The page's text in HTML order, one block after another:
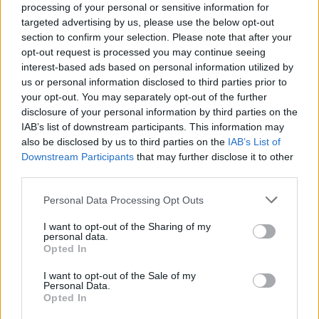
processing of your personal or sensitive information for
targeted advertising by us, please use the below opt-out
section to confirm your selection. Please note that after your
opt-out request is processed you may continue seeing
interest-based ads based on personal information utilized by
us or personal information disclosed to third parties prior to
your opt-out. You may separately opt-out of the further
disclosure of your personal information by third parties on the
IAB’s list of downstream participants. This information may
also be disclosed by us to third parties on the IAB’s List of
Downstream Participants that may further disclose it to other
Personal Data Processing Opt Outs
I want to opt-out of the Sharing of my
personal data.
Opted In
I want to opt-out of the Sale of my
Personal Data.
Opted In
turnieju na pewno wielu osobom z MKOl było do
esportu bliżej niż dalej.
Wydaje się, że organizacje takie jak MKOl mają
jeszcze duże zaległości w kwestii zrozumienia, czym
jest esport. Czy udaje im się je nadrobić?
Panowie i panie z Lozanny podeszli do Forum bardzo
otwarcie i z chęcią uczenia się o nas. Byłem nieco
zaskoczony, aczkolwiek nie powinienem być, że wiele
one na pewno będą wewnątrz MKOl agentami esportu.
Coraz częściej słyszymy opinie, że to MKOl
“desperacko potrzebuje esportu”, lub że nasza
to nie jest zbyt zero-jedynkowe myślenie?